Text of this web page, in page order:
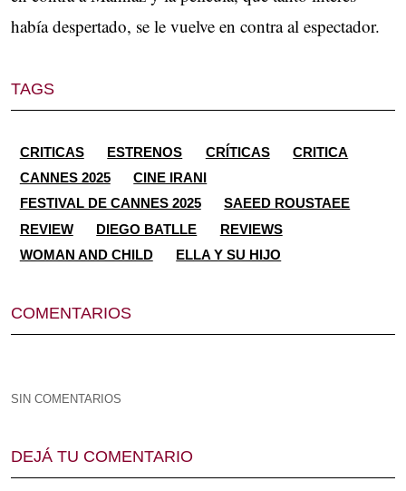
había despertado, se le vuelve en contra al espectador.
TAGS
CRITICAS ESTRENOS CRÍTICAS
CRITICA
CANNES 2025
CINE IRANI
FESTIVAL DE CANNES 2025
SAEED ROUSTAEE
REVIEW
DIEGO BATLLE
REVIEWS
WOMAN AND CHILD
ELLA Y SU HIJO
COMENTARIOS
SIN COMENTARIOS
DEJÁ TU COMENTARIO